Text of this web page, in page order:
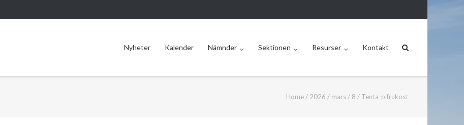
Nyheter Kalender Nämnder Sektionen Resurser Kontakt
Home / 2026 / mars / 8 / Tenta-p frukost